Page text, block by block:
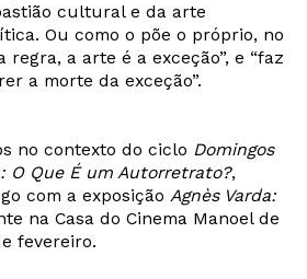
cultural e da arte
Ou como o põe o próprio, no
a arte é a exceção”, e “faz
a morte da exceção”.
no contexto do ciclo Domingos
O Que É um Autorretrato?,
com a exposição Agnès Varda:
na Casa do Cinema Manoel de
fevereiro.